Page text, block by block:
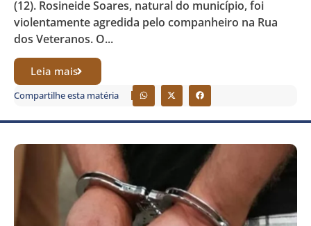
(12). Rosineide Soares, natural do município, foi
violentamente agredida pelo companheiro na Rua
dos Veteranos. O...
Leia mais
Compartilhe esta matéria